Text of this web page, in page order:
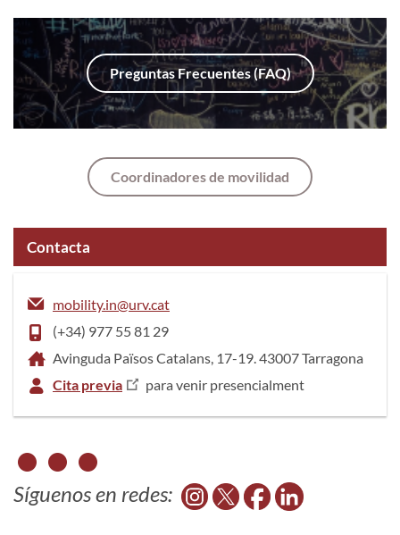
Preguntas Frecuentes (FAQ)
Coordinadores de movilidad
Contacta
mobility.in@urv.cat
(+34) 977 55 81 29
Avinguda Països Catalans, 17-19. 43007 Tarragona
Cita previa
para venir presencialment
Síguenos en redes: